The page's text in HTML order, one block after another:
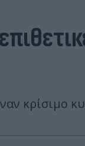
κρίσιμο